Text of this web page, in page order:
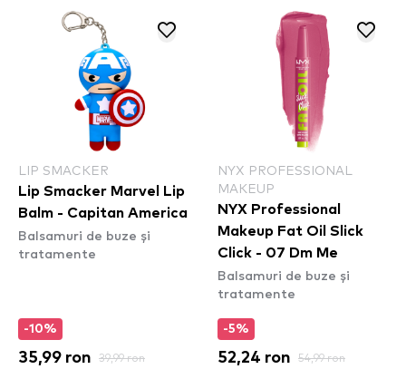
LIP SMACKER
Lip Smacker Marvel Lip
Balm - Capitan America
Balsamuri de buze și
tratamente
-10%
35,99 ron 39,99 ron
NYX PROFESSIONAL
MAKEUP
NYX Professional
Makeup Fat Oil Slick
Click - 07 Dm Me
Balsamuri de buze și
tratamente
-5%
52,24 ron 54,99 ron